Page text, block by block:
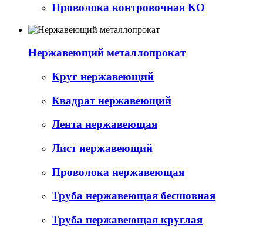
Проволока контровочная КО
Нержавеющий металлопрокат
Круг нержавеющий
Квадрат нержавеющий
Лента нержавеющая
Лист нержавеющий
Проволока нержавеющая
Труба нержавеющая бесшовная
Труба нержавеющая круглая